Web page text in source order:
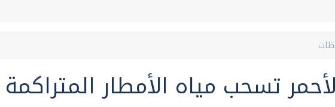
تسحب مياه الأمطار المتراكمة